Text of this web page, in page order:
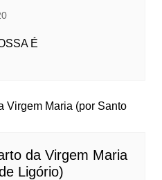
É
da Virgem Maria
Ligório)